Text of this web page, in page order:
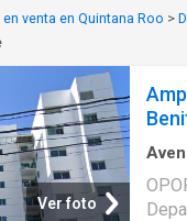
venta en Quintana Roo >
Ver foto